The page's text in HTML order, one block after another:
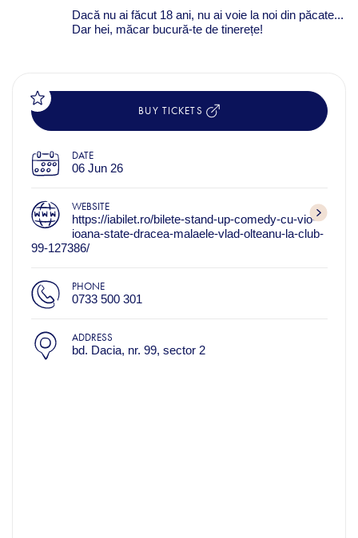
Dacă nu ai făcut 18 ani, nu ai voie la noi din păcate...
Dar hei, măcar bucură-te de tinerețe!
BUY TICKETS
DATE
06 Jun 26
WEBSITE
https://iabilet.ro/bilete-stand-up-comedy-cu-vio-
ioana-state-dracea-malaele-vlad-olteanu-la-club-
99-127386/
PHONE
0733 500 301
ADDRESS
bd. Dacia, nr. 99, sector 2